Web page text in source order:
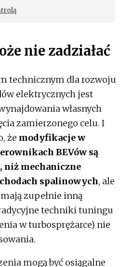
nie zadziałać
technicznym dla rozwoju
elektrycznych jest
własnych
zamierzonego celu. I
że modyfikacje w
BEVów są
niż mechaniczne
spalinowych, ale
zupełnie inną
techniki tuningu
w turbosprężarce) nie
mogą być osiągalne